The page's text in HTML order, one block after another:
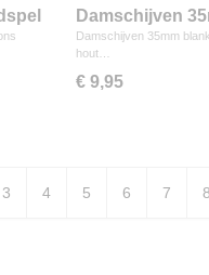
Damschijven
kist
Damschijven 35mm
hout…
€ 9,95
3 4 5 6 7 8